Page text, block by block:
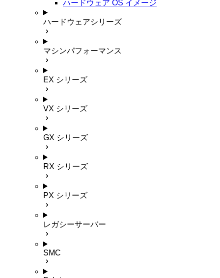
ハードウェア OS イメージ
ハードウェアシリーズ
マシンパフォーマンス
EX シリーズ
VX シリーズ
GX シリーズ
RX シリーズ
PX シリーズ
レガシーサーバー
SMC